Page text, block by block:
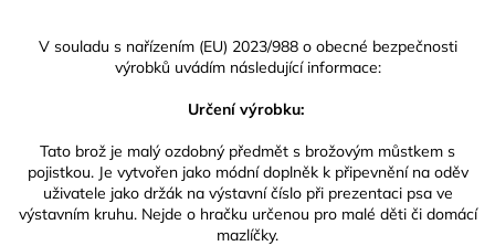
V souladu s nařízením (EU) 2023/988 o obecné bezpečnosti
výrobků uvádím následující informace:
Určení výrobku:
Tato brož je malý ozdobný předmět s brožovým můstkem s
pojistkou. Je vytvořen jako módní doplněk k připevnění na oděv
uživatele jako držák na výstavní číslo při prezentaci psa ve
výstavním kruhu. Nejde o hračku určenou pro malé děti či domácí
mazlíčky.